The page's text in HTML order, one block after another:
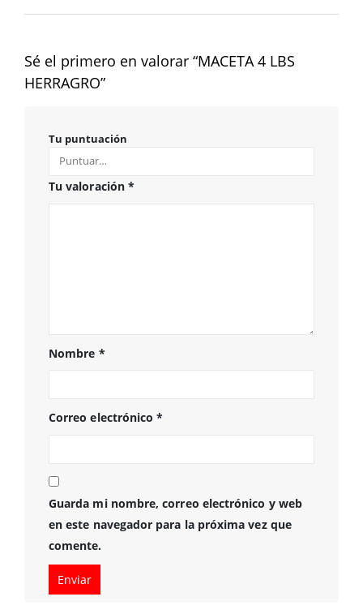
Sé el primero en valorar “MACETA 4 LBS
HERRAGRO”
Tu puntuación
Tu valoración *
Nombre *
Correo electrónico*
Guarda mi nombre, correo electrónico y web
en este navegador para la próxima vez que
comente.